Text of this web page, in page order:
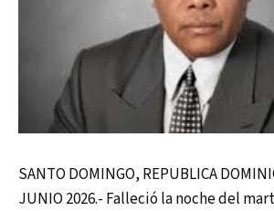
SANTO DOMINGO, REPUBLICA
JUNIO 2026.- Falleció la noche del